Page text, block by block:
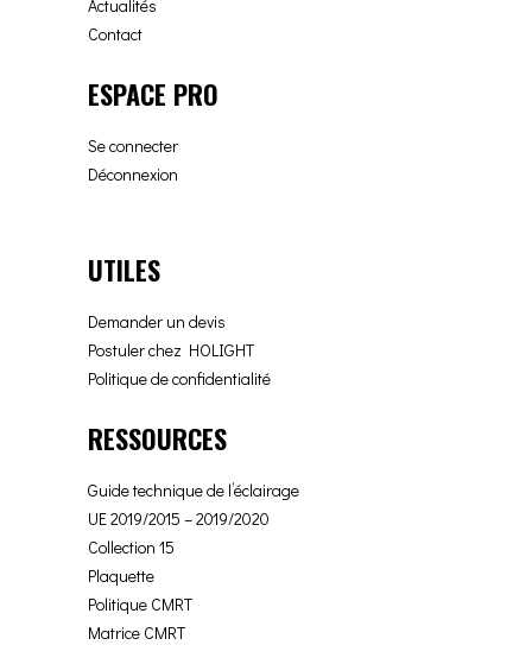
Actualités
Contact
ESPACE PRO
Se connecter
Déconnexion
UTILES
Demander un devis
Postuler chez HOLIGHT
Politique de confidentialité
RESSOURCES
Guide technique de l’éclairage
UE 2019/2015 – 2019/2020
Collection 15
Plaquette
Politique CMRT
Matrice CMRT